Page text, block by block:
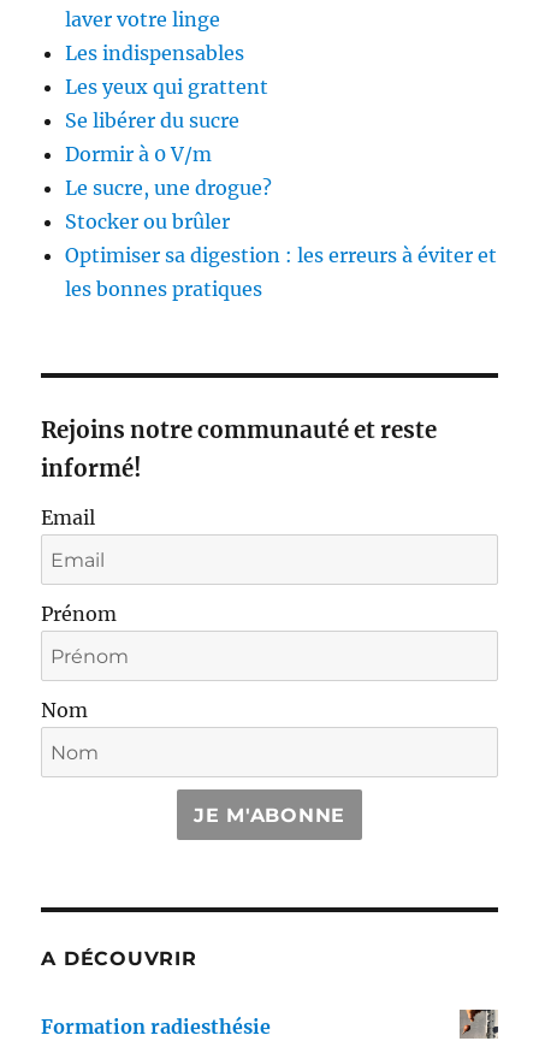
laver votre linge
Les indispensables
Les yeux qui grattent
Se libérer du sucre
Dormir à 0 V/m
Le sucre, une drogue?
Stocker ou brûler
Optimiser sa digestion : les erreurs à éviter et
les bonnes pratiques
Rejoins notre communauté et reste
informé!
Email
Prénom
Nom
JE M'ABONNE
A DÉCOUVRIR
Formation radiesthésie